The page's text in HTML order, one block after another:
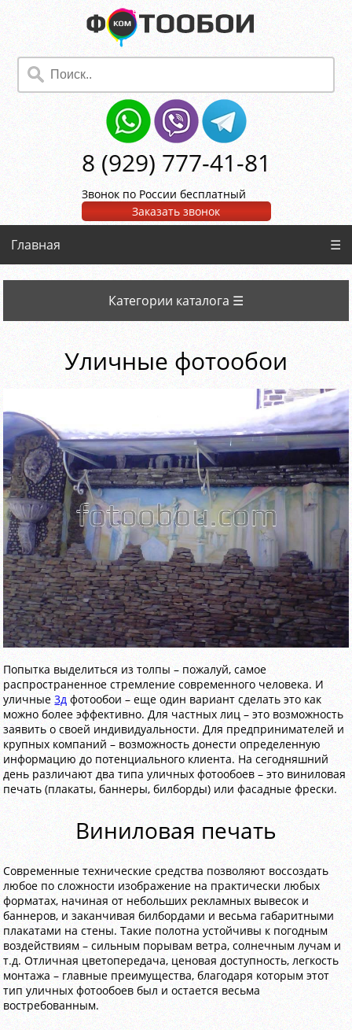
8 (929) 777-41-81
Звонок по России бесплатный
Заказать звонок
Главная ☰
Категории каталога ☰
Уличные фотообои
Попытка выделиться из толпы – пожалуй, самое
распространенное стремление современного человека. И
уличные3д фотообои – еще один вариант сделать это как
можно более эффективно. Для частных лиц – это возможность
заявить о своей индивидуальности. Для предпринимателей и
крупных компаний – возможность донести определенную
информацию до потенциального клиента. На сегодняшний
день различают два типа уличных фотообоев – это виниловая
печать (плакаты, баннеры, билборды) или фасадные фрески.
Виниловая печать
Современные технические средства позволяют воссоздать
любое по сложности изображение на практически любых
форматах, начиная от небольших рекламных вывесок и
баннеров, и заканчивая билбордами и весьма габаритными
плакатами на стены. Такие полотна устойчивы к погодным
воздействиям – сильным порывам ветра, солнечным лучам и
т.д. Отличная цветопередача, ценовая доступность, легкость
монтажа – главные преимущества, благодаря которым этот
тип уличных фотообоев был и остается весьма
востребованным.